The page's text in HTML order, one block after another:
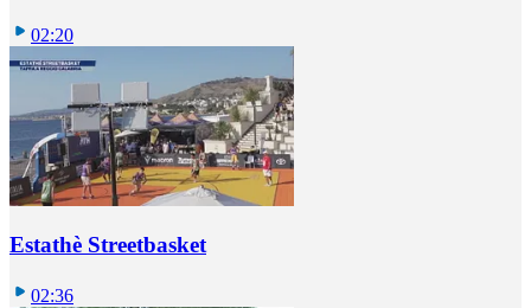
02:20
Estathè Streetbasket
02:36